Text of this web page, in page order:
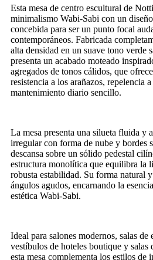
Esta mesa de centro escultural de
minimalismo Wabi-Sabi con un
concebida para ser un punto focal
contemporáneos. Fabricada
alta densidad en un suave tono verde
presenta un acabado moteado
agregados de tonos cálidos, que
resistencia a los arañazos, repelencia
mantenimiento diario sencillo.
La mesa presenta una silueta fluida y
irregular con forma de nube y bordes
descansa sobre un sólido pedestal
estructura monolítica que equilibra la
robusta estabilidad. Su forma natural
ángulos agudos, encarnando la
estética Wabi-Sabi.
Ideal para salones modernos, salas de
vestíbulos de hoteles boutique y salas
esta mesa complementa los estilos de